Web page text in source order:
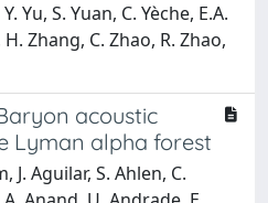
Yu, S. Yuan, C. Yèche, E.A.
Zhang, C. Zhao, R. Zhao,
acoustic
Lyman alpha forest
J. Aguilar, S. Ahlen, C.